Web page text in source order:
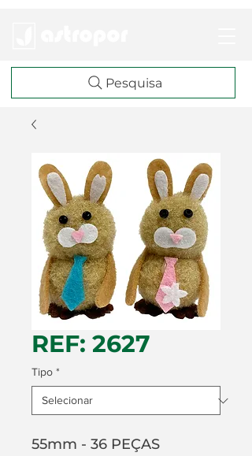
Pesquisa
REF: 2627
Tipo *
55mm - 36 PEÇAS